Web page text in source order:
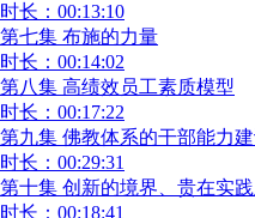
时长：00:13:10
第七集 布施的力量
时长：00:14:02
第八集 高绩效员工素质模型
时长：00:17:22
第九集 佛教体系的干部能力
时长：00:29:31
第十集 创新的境界、贵在实
时长：00:18:41